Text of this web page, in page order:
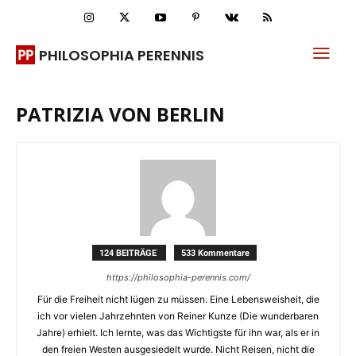
PHILOSOPHIA PERENNIS
PATRIZIA VON BERLIN
124 BEITRÄGE 533 Kommentare
https://philosophia-perennis.com/
Für die Freiheit nicht lügen zu müssen. Eine Lebensweisheit, die
ich vor vielen Jahrzehnten von Reiner Kunze (Die wunderbaren
Jahre) erhielt. Ich lernte, was das Wichtigste für ihn war, als er in
den freien Westen ausgesiedelt wurde. Nicht Reisen, nicht die